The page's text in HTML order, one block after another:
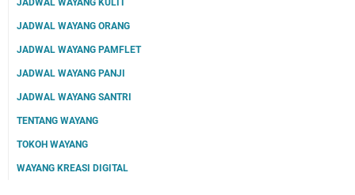
JADWAL WAYANG ORANG
JADWAL WAYANG PAMFLET
JADWAL WAYANG PANJI
JADWAL WAYANG SANTRI
TENTANG WAYANG
TOKOH WAYANG
WAYANG KREASI DIGITAL